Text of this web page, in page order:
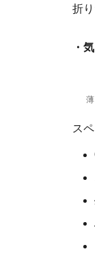
折
・
ス